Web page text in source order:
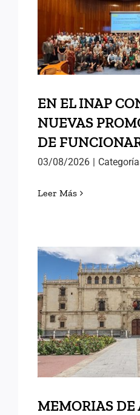
EN EL
NUEVAS
DE
EN EL INAP
NUEVAS
DE
03/08/2026 |
Leer Más
MEMORIAS
MEMORIAS DE